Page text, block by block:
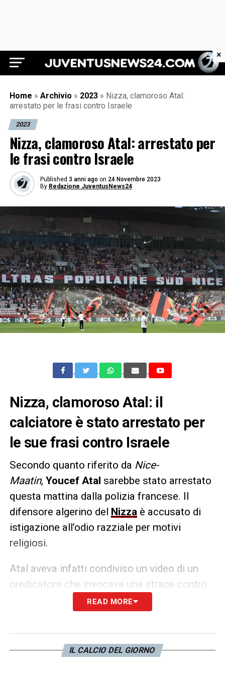
Juventus News 24
Home » Archivio » 2023 » Nizza, clamoroso Atal:
arrestato per le frasi contro Israele
2023
Nizza, clamoroso Atal: arrestato per
le frasi contro Israele
Published 3 anni ago on 24 Novembre 2023
By Redazione JuventusNews24
Nizza, clamoroso Atal: il
calciatore è stato arrestato per
le sue frasi contro Israele
Secondo quanto riferito da Nice-
Maatin, Youcef Atal sarebbe stato arrestato
questa mattina dalla polizia francese. Il
difensore algerino del Nizzaè accusato di
istigazione all’odio razziale per motivi
religiosi.
Atal aveva infatti condiviso un video di un
predicatore che invocava una strage contro
riguardo al conflitto Israele-
LA PLAYLIST DELLE NOSTRE TOP NEWS
READ MORE
IL CALCIO DEL GIORNO
×